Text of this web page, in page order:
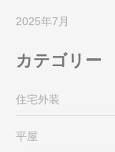
2025年7月
カテゴリー
住宅外装
平屋